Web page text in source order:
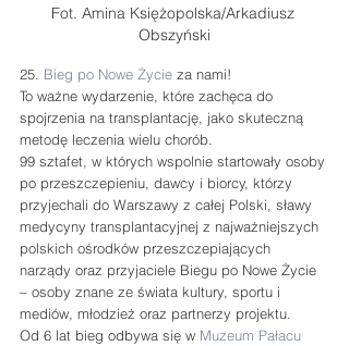
Fot. Amina Księżopolska/Arkadiusz
Obszyński
25. Bieg po Nowe Życie za nami!
To ważne wydarzenie, które zachęca do
spojrzenia na transplantację, jako skuteczną
metodę leczenia wielu chorób.
99 sztafet, w których wspolnie startowały osoby
po przeszczepieniu, dawcy i biorcy, którzy
przyjechali do Warszawy z całej Polski, sławy
medycyny transplantacyjnej z najważniejszych
polskich ośrodków przeszczepiających
narządy oraz przyjaciele Biegu po Nowe Życie
– osoby znane ze świata kultury, sportu i
mediów, młodzież oraz partnerzy projektu.
Od 6 lat bieg odbywa się w Muzeum Pałacu